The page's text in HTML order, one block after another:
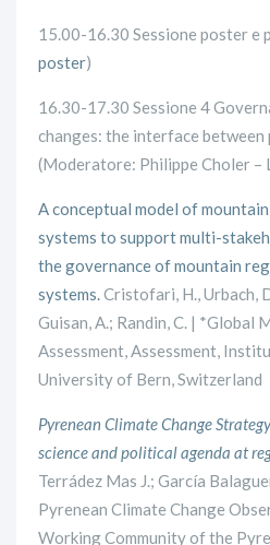
15.00-16.30 Sessione poster e
poster)
16.30-17.30 Sessione 4
changes: the interface between
(Moderatore: Philippe Choler –
A conceptual model of
systems to support multi-
the governance of mountain
systems. Cristofari, H., Urbach,
Guisan, A.; Randin, C. |
Assessment, Assessment,
University of Bern, Switzerland
Pyrenean Climate Change
science and political agenda at
Terrádez Mas J.; García
Pyrenean Climate Change
Working Community of the